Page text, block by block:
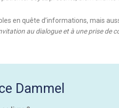
en quête d’informations, mais
au dialogue et à une prise de
Dammel